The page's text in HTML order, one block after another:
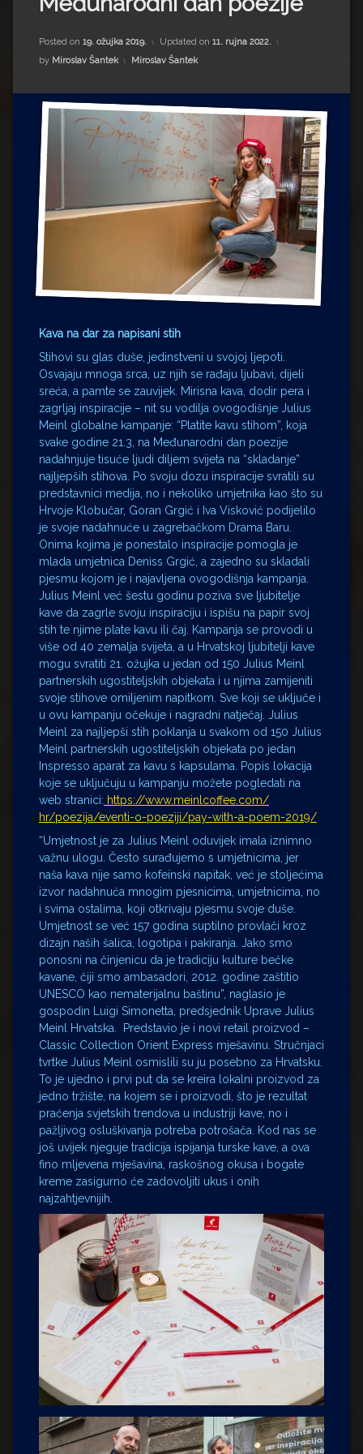
Impressum
Milenko Strižak
Drugi autori
Drugi autori
Ljiljana Lekanić-Kljaić
Željko Krznarić
Mario Lovreković
Miroslav Šantek
Posted on 19. ožujka 2019. Updated on 11. rujna 2022.
by Miroslav Šantek Kategorije:
Miroslav Šantek
Kava na dar za napisani stih
Stihovi su glas duše, jedinstveni u svojoj ljepoti.
Osvajaju mnoga srca, uz njih se rađaju ljubavi, dijeli
sreća, a pamte se zauvijek. Mirisna kava, dodir pera i
zagrljaj inspiracije – nit su vodilja ovogodišnje Julius
Meinl globalne kampanje: “Platite kavu stihom”, koja
svake godine 21.3, na Međunarodni dan poezije
nadahnjuje tisuće ljudi diljem svijeta na “skladanje”
najljepših stihova. Po svoju dozu inspiracije svratili su
predstavnici medija, no i nekoliko umjetnika kao što su
Hrvoje Klobučar, Goran Grgić i Iva Visković podijelilo
je svoje nadahnuće u zagrebačkom Drama Baru.
Onima kojima je ponestalo inspiracije pomogla je
mlada umjetnica Deniss Grgić, a zajedno su skladali
pjesmu kojom je i najavljena ovogodišnja kampanja.
Julius Meinl već šestu godinu poziva sve ljubitelje
kave da zagrle svoju inspiraciju i ispišu na papir svoj
stih te njime plate kavu ili čaj. Kampanja se provodi u
više od 40 zemalja svijeta, a u Hrvatskoj ljubitelji kave
mogu svratiti 21. ožujka u jedan od 150 Julius Meinl
partnerskih ugostiteljskih objekata i u njima zamijeniti
svoje stihove omiljenim napitkom. Sve koji se uključe i
u ovu kampanju očekuje i nagradni natječaj. Julius
Meinl za najljepši stih poklanja u svakom od 150 Julius
Meinl partnerskih ugostiteljskih objekata po jedan
Inspresso aparat za kavu s kapsulama. Popis lokacija
koje se uključuju u kampanju možete pogledati na
web stranici: https://www.meinlcoffee.com/
hr/poezija/eventi-o-poeziji/pay-with-a-poem-2019/
“Umjetnost je za Julius Meinl oduvijek imala iznimno
važnu ulogu. Često surađujemo s umjetnicima, jer
naša kava nije samo kofeinski napitak, već je stoljećima
izvor nadahnuća mnogim pjesnicima, umjetnicima, no
i svima ostalima, koji otkrivaju pjesmu svoje duše.
Umjetnost se već 157 godina suptilno provlači kroz
dizajn naših šalica, logotipa i pakiranja. Jako smo
ponosni na činjenicu da je tradiciju kulture bečke
kavane, čiji smo ambasadori, 2012. godine zaštitio
UNESCO kao nematerijalnu baštinu”, naglasio je
gospodin Luigi Simonetta, predsjednik Uprave Julius
Meinl Hrvatska. Predstavio je i novi retail proizvod –
Classic Collection Orient Express mješavinu. Stručnjaci
tvrtke Julius Meinl osmislili su ju posebno za Hrvatsku.
To je ujedno i prvi put da se kreira lokalni proizvod za
jedno tržište, na kojem se i proizvodi, što je rezultat
praćenja svjetskih trendova u industriji kave, no i
pažljivog osluškivanja potreba potrošača. Kod nas se
još uvijek njeguje tradicija ispijanja turske kave, a ova
fino mljevena mješavina, raskošnog okusa i bogate
kreme zasigurno će zadovoljiti ukus i onih
najzahtjevnijih.